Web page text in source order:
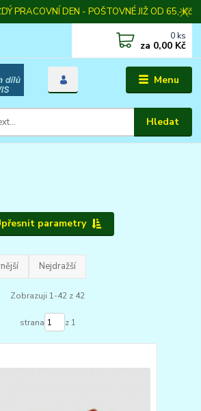
PRACOVNÍ DEN - POŠTOVNÉ JIŽ OD 65,-Kč
Menu
Hledat
0 ks
za 0,00 Kč
parametry
Nejdražší
Zobrazuji 1-42 z 42
strana z 1